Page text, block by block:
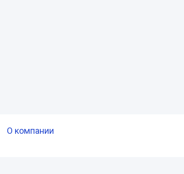
О компании